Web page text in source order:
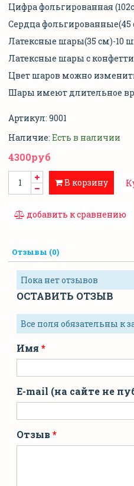
Цифра фольгированная
Сердца фольгированные(45
Латексные шары(35 см)-10
Латексные шары с
Цвет шаров можно
Шары имеют длительное
Артикул: 9001
Наличие: Есть в наличии
4300руб
В корзину
добавить к сравнению
Отзывы (0)
Пока нет отзывов
ОСТАВИТЬ ОТЗЫВ
Все поля обязательны к
Имя
E-mail (на сайте не
Отзыв